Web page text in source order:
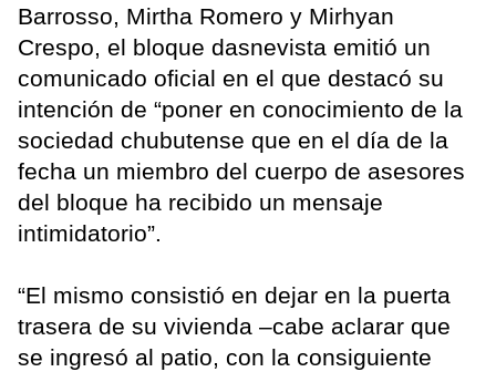
Barrosso, Mirtha Romero y Mirhyan
Crespo, el bloque dasnevista emitió un
comunicado oficial en el que destacó su
intención de “poner en conocimiento de la
sociedad chubutense que en el día de la
fecha un miembro del cuerpo de asesores
del bloque ha recibido un mensaje
intimidatorio”.
“El mismo consistió en dejar en la puerta
trasera de su vivienda –cabe aclarar que
se ingresó al patio, con la consiguiente